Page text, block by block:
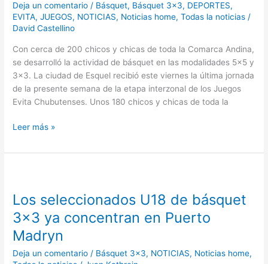
Deja un comentario / Básquet, Básquet 3x3, DEPORTES,
EVITA,JUEGOS, NOTICIAS, Noticias home,Todas la noticias /
David Castellino
Con cerca de 200 chicos y chicas de toda la Comarca Andina,
se desarrolló la actividad de básquet en las modalidades 5×5 y
3×3. La ciudad de Esquel recibió este viernes la última jornada
de la presente semana de la etapa interzonal de los Juegos
Evita Chubutenses. Unos 180 chicos y chicas de toda la
una
nueva
semana
de
interzonales
Leer más »
Los seleccionados U18 de básquet
3×3 ya concentran en Puerto
Madryn
Deja un comentario / Básquet 3x3, NOTICIAS, Noticias home,
U18
de
básquet
3×3
ya